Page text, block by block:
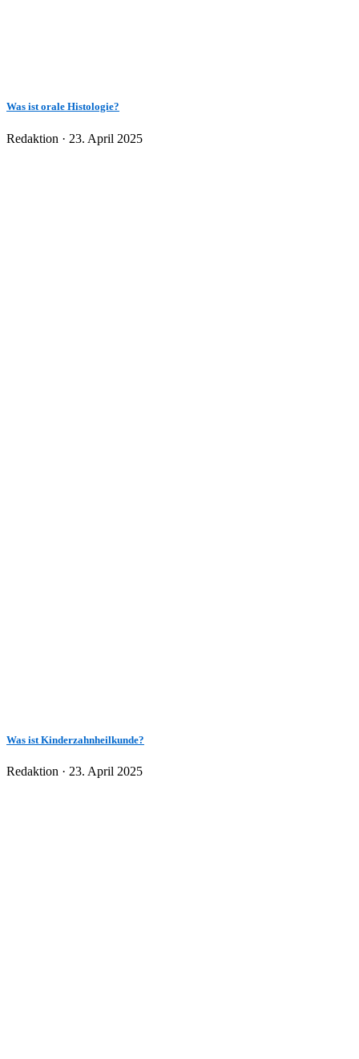
Was ist orale Histologie?
Redaktion · Veröffentlicht
23. April 2025
Was ist Kinderzahnheilkunde?
Redaktion · Veröffentlicht
23. April 2025